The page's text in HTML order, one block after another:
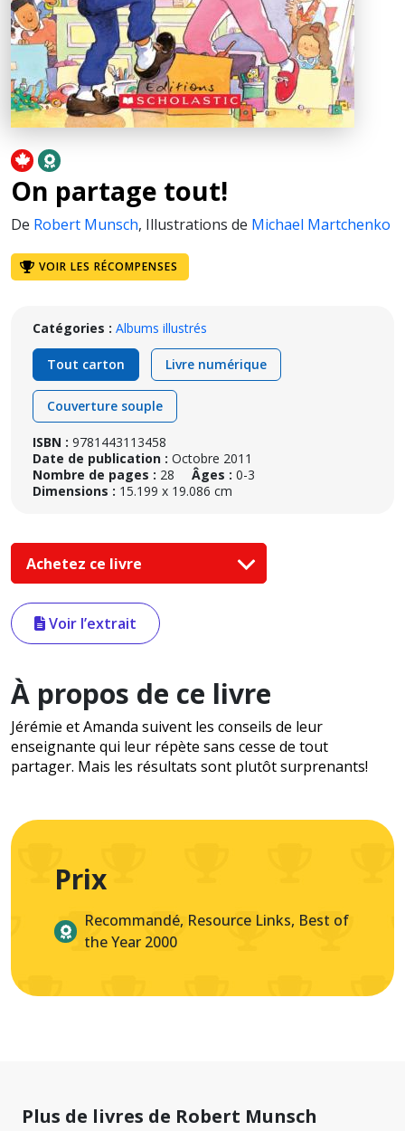
On partage tout!
De Robert Munsch, Illustrations de Michael Martchenko
VOIR LES RÉCOMPENSES
Catégories : Albums illustrés
Tout carton Livre numérique
Couverture souple
ISBN : 9781443113458
Date de publication : Octobre 2011
Nombre de pages : 28 Âges : 0-3
Dimensions : 15.199 x 19.086 cm
Achetez ce livre
Voir l’extrait
À propos de ce livre
Jérémie et Amanda suivent les conseils de leur
enseignante qui leur répète sans cesse de tout
partager. Mais les résultats sont plutôt surprenants!
Prix
Recommandé, Resource Links, Best of
the Year 2000
Plus de livres de Robert Munsch